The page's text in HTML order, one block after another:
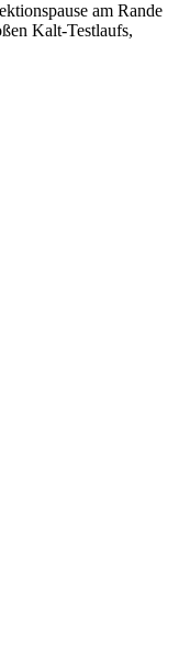
am Rande
Kalt-Testlaufs,